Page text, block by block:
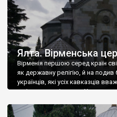
Ялта. Вірменська
Вірменія першою серед країн
як державну релігію, й на подив
українців, які усіх кавказців
є відданими вірянами Христа